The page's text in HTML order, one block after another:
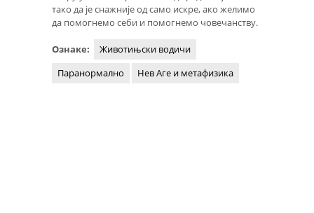
тако да је снажније од само искре, ако желимо
да помогнемо себи и помогнемо човечанству.
Ознаке:
Животињски водичи
Паранормално
Нев Аге и метафизика